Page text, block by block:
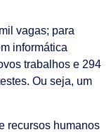
vagas; para
informática
trabalhos e 294
Ou seja, um
recursos humanos